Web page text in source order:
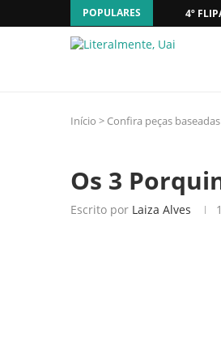
POPULARES 4º
Início > Confira peças
Os 3
Escrito por Laiza Alves